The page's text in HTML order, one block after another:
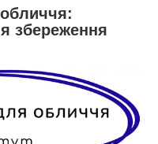
збереження